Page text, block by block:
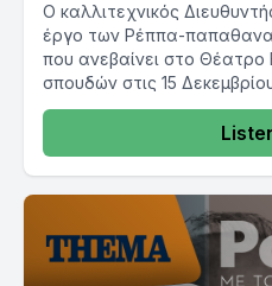
Ο καλλιτεχνικός
έργο των Ρέππα-
που ανεβαίνει στο Θέατρο
σπουδών στις 15